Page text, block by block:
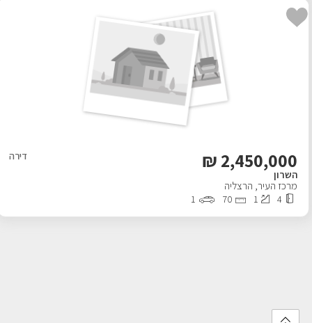
2,450,000
₪ דירה
השרון
מרכז העיר, הרצליה
4
1
70
1